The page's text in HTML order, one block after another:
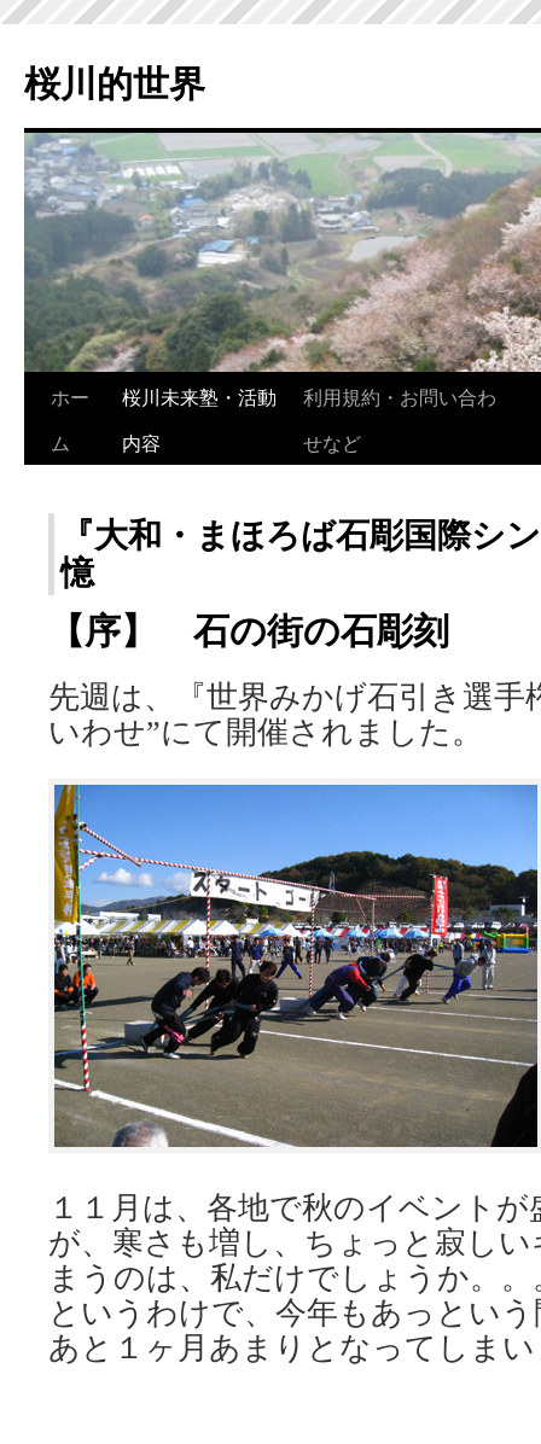
桜川的世界
ホー
ム
桜川未来塾・活動
内容
利用規約・お問い合わ
せなど
『大和・まほろば石彫国際シ
憶
【序】 石の街の石彫刻
先週は、『世界みかげ石引き選手
いわせ”にて開催されました。
１１月は、各地で秋のイベント
が、寒さも増し、ちょっと寂し
まうのは、私だけでしょうか。。
というわけで、今年もあっとい
あと１ヶ月あまりとなってしま